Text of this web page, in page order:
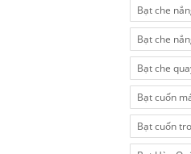
Bạt che
Bạt che
Bạt che
Bạt cuốn
Bạt cuốn